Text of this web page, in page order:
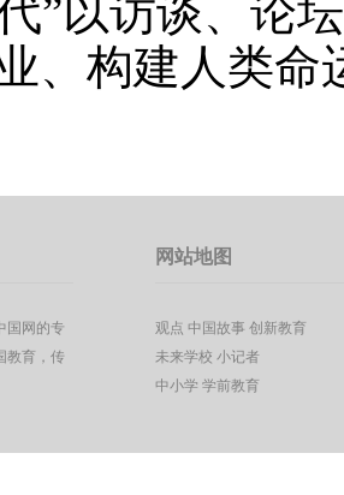
”以访谈、论
、构建人类命